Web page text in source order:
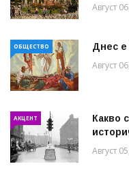
Август
ОБЩЕСТВО Днес е
Август
АКЦЕНТ
Какво
Август